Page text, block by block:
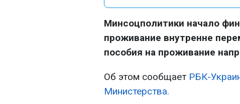
Минсоцполитики начало
проживание внутренне
пособия на проживание
Об этом сообщает РБК-
Министерства.